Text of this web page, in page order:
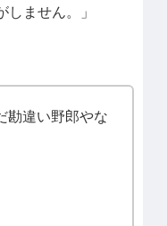
ません。」
勘違い野郎やな